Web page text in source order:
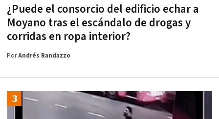
¿Puede el consorcio del edificio echar a
Moyano tras el escándalo de drogas y
corridas en ropa interior?
PorAndrés Randazzo